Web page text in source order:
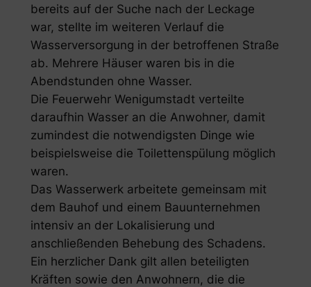
bereits auf der Suche nach der Leckage
war, stellte im weiteren Verlauf die
Wasserversorgung in der betroffenen Straße
ab. Mehrere Häuser waren bis in die
Abendstunden ohne Wasser.
Die Feuerwehr Wenigumstadt verteilte
daraufhin Wasser an die Anwohner, damit
zumindest die notwendigsten Dinge wie
beispielsweise die Toilettenspülung möglich
waren.
Das Wasserwerk arbeitete gemeinsam mit
dem Bauhof und einem Bauunternehmen
intensiv an der Lokalisierung und
anschließenden Behebung des Schadens.
Ein herzlicher Dank gilt allen beteiligten
Kräften sowie den Anwohnern, die die